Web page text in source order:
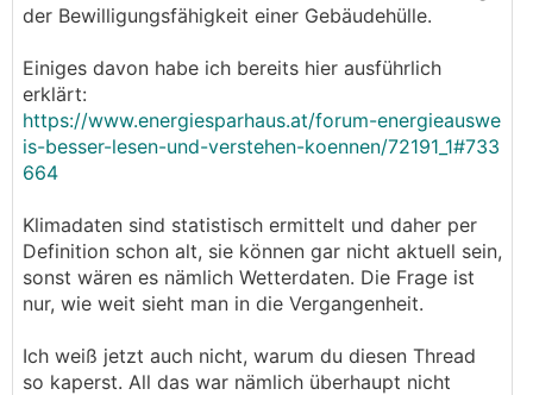
der Bewilligungsfähigkeit einer Gebäudehülle.
Einiges davon habe ich bereits hier ausführlich
erklärt:
https://www.energiesparhaus.at/forum-energieauswe
is-besser-lesen-und-verstehen-koennen/72191_1#733
664
Klimadaten sind statistisch ermittelt und daher per
Definition schon alt, sie können gar nicht aktuell sein,
sonst wären es nämlich Wetterdaten. Die Frage ist
nur, wie weit sieht man in die Vergangenheit.
Ich weiß jetzt auch nicht, warum du diesen Thread
so kaperst. All das war nämlich überhaupt nicht